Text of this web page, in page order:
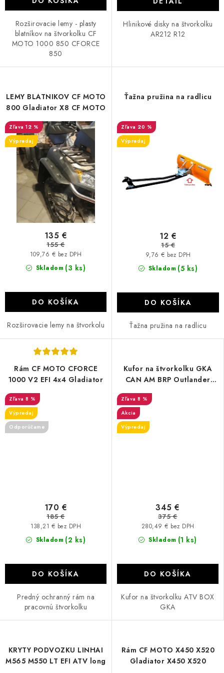
CF MOTO CFORCE X850/X1000
POLARIS SPORTSMAN RZR 1000
TGB BLADE 600/1000 LT LTX
SEGWAY SNARLER AT6 AT5
Podmienky ochrany osobných údajov
Všeobecné obchodné podmienky
Reklamačný poriadok - formulár
Kontakt
Rozširovacie lemy - plasty
blatníkov na štvorkolku CF
MOTO 1000 850 CFORCE
850
Hlinikové disky na štvorkolku
AR212 R12
LEMY BLATNIKOV CF MOTO
800 Gladiator X8 CF MOTO
12 %
Výpredaj
Skladom (3 ks)
109,76 € bez DPH
135 €
155 €
DO KOŠÍKA
Rozširovacie lemy na štvorkolu
Ťažna pružina na radlicu
20 %
Výpredaj
Skladom (5 ks)
9,76 € bez DPH
12 €
15 €
DO KOŠÍKA
Ťažna pružina na radlicu
Rám CF MOTO CFORCE
1000 V2 EFI 4x4 Gladiator
8 %
Výpredaj
Odporúčame
Skladom (2 ks)
138,21 € bez DPH
170 €
185 €
DO KOŠÍKA
Predný ochranný rám na
pracovnú štvorkolku
Kufor na štvorkolku GKA
CAN AM BRP Outlander
650/1000 SST G2
XT/XTP/XMR MAX
8 %
Akcia
Výpredaj
Skladom (1 ks)
280,49 € bez DPH
345 €
375 €
DO KOŠÍKA
Kufor na štvorkolku ATV BOX
GKA
KRYTY PODVOZKU LINHAI
M565 M550 LT EFI ATV long
Rám CF MOTO X450 X520
Gladiator X450 X520